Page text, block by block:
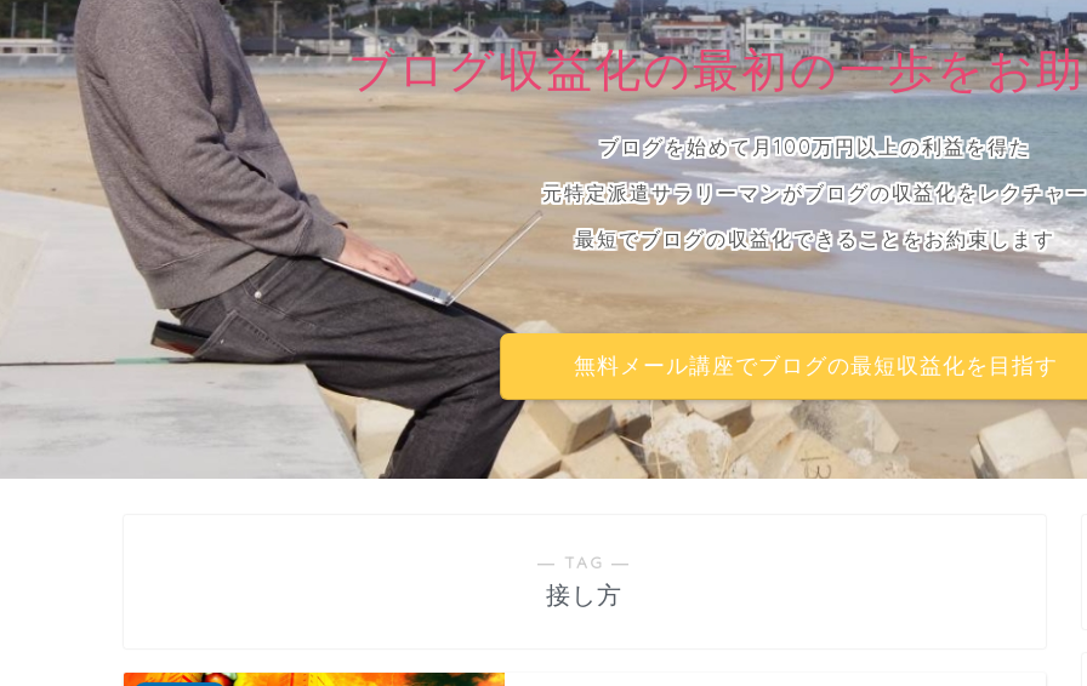
ブログ収益化の最初の一歩をお
ブログを始めて月100万円以上の利益を得た
元特定派遣サラリーマンがブログの収益化をレクチャー
最短でブログの収益化できることをお約束します
無料メール講座でブログの最短収益化を目指す
― TAG ―
接し方